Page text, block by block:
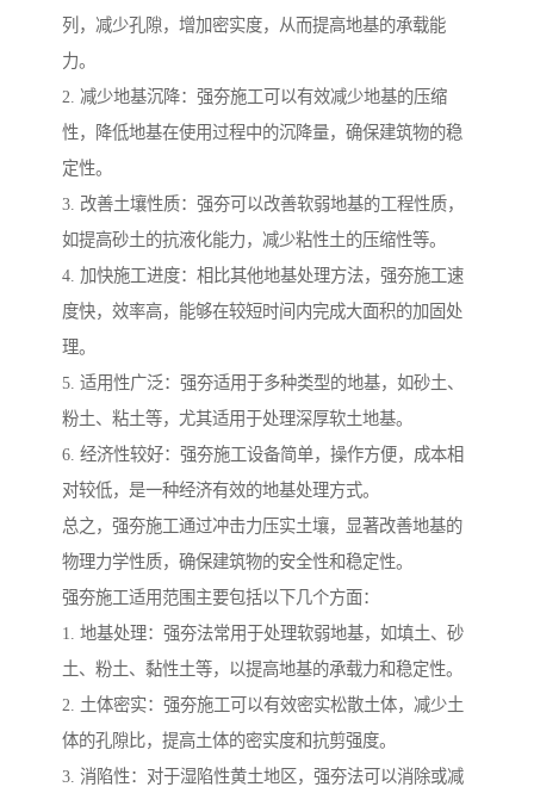
列，减少孔隙，增加密实度，从而提高地基的承载能
力。
2. 减少地基沉降：强夯施工可以有效减少地基的压缩
性，降低地基在使用过程中的沉降量，确保建筑物的稳
定性。
3. 改善土壤性质：强夯可以改善软弱地基的工程性质，
如提高砂土的抗液化能力，减少粘性土的压缩性等。
4. 加快施工进度：相比其他地基处理方法，强夯施工速
度快，效率高，能够在较短时间内完成大面积的加固处
理。
5. 适用性广泛：强夯适用于多种类型的地基，如砂土、
粉土、粘土等，尤其适用于处理深厚软土地基。
6. 经济性较好：强夯施工设备简单，操作方便，成本相
对较低，是一种经济有效的地基处理方式。
总之，强夯施工通过冲击力压实土壤，显著改善地基的
物理力学性质，确保建筑物的安全性和稳定性。
强夯施工适用范围主要包括以下几个方面：
1. 地基处理：强夯法常用于处理软弱地基，如填土、砂
土、粉土、黏性土等，以提高地基的承载力和稳定性。
2. 土体密实：强夯施工可以有效密实松散土体，减少土
体的孔隙比，提高土体的密实度和抗剪强度。
3. 消陷性：对于湿陷性黄土地区，强夯法可以消除或减